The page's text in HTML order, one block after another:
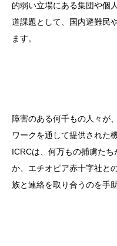
的弱い立場にある集団や個
道課題として、国内避難民
ます。
障害のある何千もの人々が
ワークを通して提供された
ICRCは、何万もの捕虜た
か、エチオピア赤十字社と
族と連絡を取り合うのを手